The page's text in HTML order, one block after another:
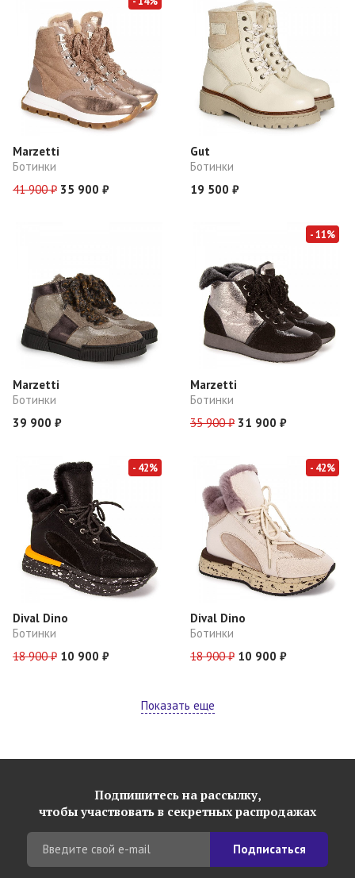
Marzetti
Ботинки
41 900 ₽ 35 900 ₽
Gut
Ботинки
19 500 ₽
Marzetti
Ботинки
39 900 ₽
- 11%
Marzetti
Ботинки
35 900 ₽ 31 900 ₽
- 42%
Dival Dino
Ботинки
18 900 ₽ 10 900 ₽
- 42%
Dival Dino
Ботинки
18 900 ₽ 10 900 ₽
Показать еще
Подпишитесь на рассылку,
чтобы участвовать в секретных распродажах
Подписаться